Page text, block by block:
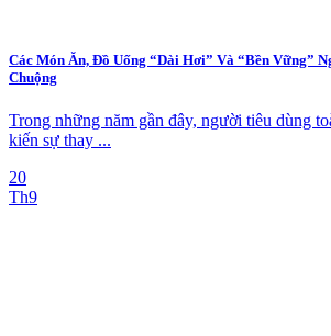
Các Món Ăn, Đồ Uống “Dài Hơi” Và “Bền Vững”
Chuộng
Trong những năm gần đây, người tiêu dùng
kiến sự thay ...
20
Th9